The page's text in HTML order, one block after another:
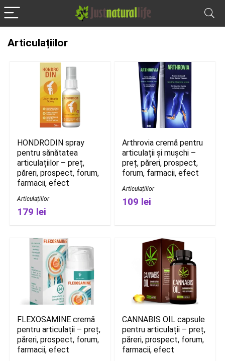
Articulațiilor
HONDRODIN spray
pentru sănătatea
articulațiilor – preț,
păreri, prospect, forum,
farmacii, efect
Articulațiilor
179 lei
Arthrovia cremă pentru
articulații și mușchi –
preț, păreri, prospect,
forum, farmacii, efect
Articulațiilor
109 lei
FLEXOSAMINE cremă
pentru articulații – preț,
păreri, prospect, forum,
farmacii, efect
CANNABIS OIL capsule
pentru articulații – preț,
păreri, prospect, forum,
farmacii, efect